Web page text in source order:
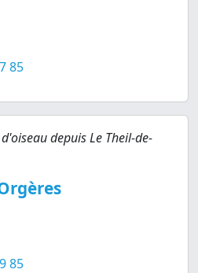
85
depuis Le Theil-de-
85